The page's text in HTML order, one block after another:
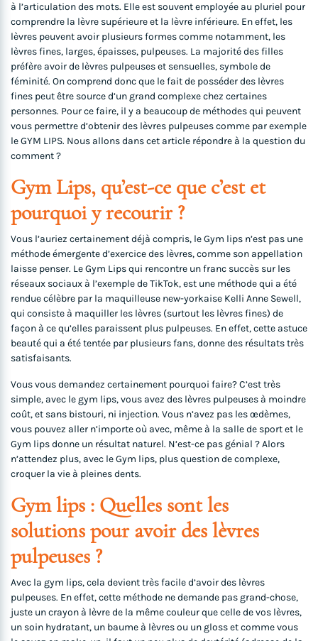
à l’articulation des mots. Elle est souvent employée au pluriel pour
comprendre la lèvre supérieure et la lèvre inférieure. En effet, les
lèvres peuvent avoir plusieurs formes comme notamment, les
lèvres fines, larges, épaisses, pulpeuses. La majorité des filles
préfère avoir de lèvres pulpeuses et sensuelles, symbole de
féminité. On comprend donc que le fait de posséder des lèvres
fines peut être source d’un grand complexe chez certaines
personnes. Pour ce faire, il y a beaucoup de méthodes qui peuvent
vous permettre d’obtenir des lèvres pulpeuses comme par exemple
le GYM LIPS. Nous allons dans cet article répondre à la question du
comment ?
Gym Lips, qu’est-ce que c’est et
pourquoi y recourir ?
Vous l’auriez certainement déjà compris, le Gym lips n’est pas une
méthode émergente d’exercice des lèvres, comme son appellation
laisse penser. Le Gym Lips qui rencontre un franc succès sur les
réseaux sociaux à l’exemple de TikTok, est une méthode qui a été
rendue célèbre par la maquilleuse new-yorkaise Kelli Anne Sewell,
qui consiste à maquiller les lèvres (surtout les lèvres fines) de
façon à ce qu’elles paraissent plus pulpeuses. En effet, cette astuce
beauté qui a été tentée par plusieurs fans, donne des résultats très
satisfaisants.
Vous vous demandez certainement pourquoi faire? C’est très
simple, avec le gym lips, vous avez des lèvres pulpeuses à moindre
coût, et sans bistouri, ni injection. Vous n’avez pas les œdèmes,
vous pouvez aller n’importe où avec, même à la salle de sport et le
Gym lips donne un résultat naturel. N’est-ce pas génial ? Alors
n’attendez plus, avec le Gym lips, plus question de complexe,
croquer la vie à pleines dents.
Gym lips : Quelles sont les
solutions pour avoir des lèvres
pulpeuses ?
Avec la gym lips, cela devient très facile d’avoir des lèvres
pulpeuses. En effet, cette méthode ne demande pas grand-chose,
juste un crayon à lèvre de la même couleur que celle de vos lèvres,
un soin hydratant, un baume à lèvres ou un gloss et comme vous